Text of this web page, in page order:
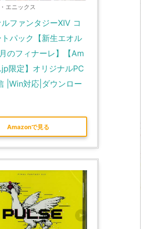
エニックス
ファンタジーXIV コ
パック【新生エオル
のフィナーレ】【Am
限定】オリジナルPC
|Win対応|ダウンロー
Amazonで見る